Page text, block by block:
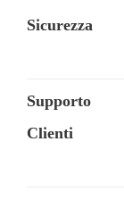
Sicurezza
Supporto
Clienti